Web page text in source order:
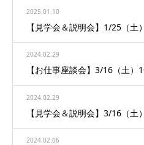
2025.01.10
【見学会＆説明会】1/25（
2024.02.29
【お仕事座談会】3/16（土
2024.02.29
【見学会＆説明会】3/16（
2024.02.06